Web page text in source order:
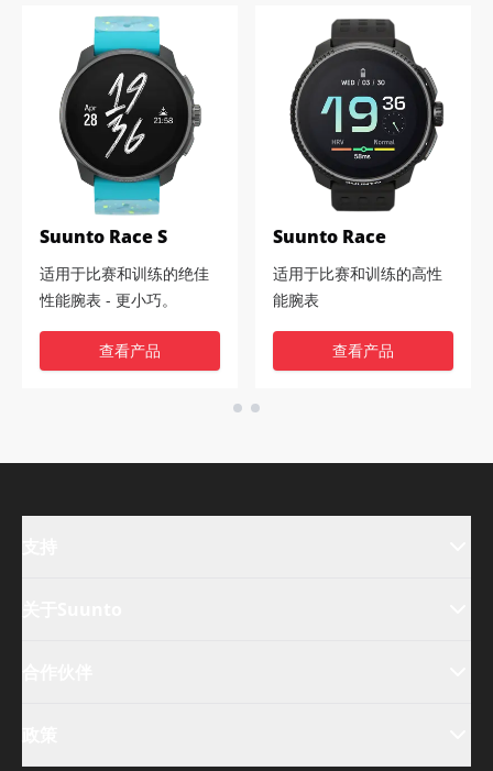
Suunto Race S
适用于比赛和训练的绝佳
性能腕表 - 更小巧。
查看产品
Suunto Race
适用于比赛和训练的高性
能腕表
查看产品